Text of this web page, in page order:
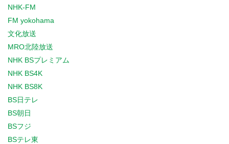
NHK-FM
FM yokohama
文化放送
MRO北陸放送
NHK BSプレミアム
NHK BS4K
NHK BS8K
BS日テレ
BS朝日
BSフジ
BSテレ東